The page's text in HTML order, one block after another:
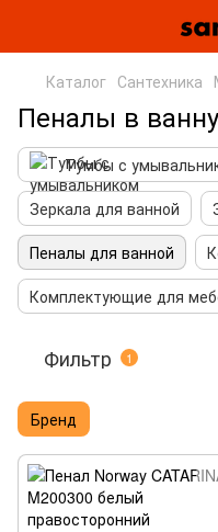
Каталог Сантехника
Пеналы в
Тумбы с
Зеркала для ванной
Пеналы для ванной
Комплектующие для
Фильтр 1
Бренд